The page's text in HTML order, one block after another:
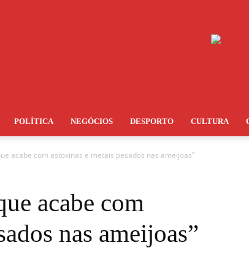
POLÍTICA NEGÓCIOS DESPORTO CULTURA
acabe com astoxinas e metais pesados nas ameijoas”
acabe com
nas ameijoas”